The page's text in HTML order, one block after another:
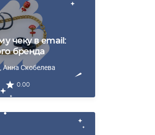
чеку в email:
бренда
, Анна Скобелева
0.00